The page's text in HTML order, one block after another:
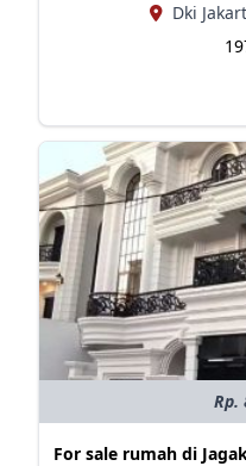
Dki
Rp.
For sale rumah di